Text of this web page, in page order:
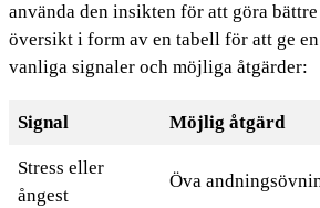
använda den insikten för att göra
översikt i form av en tabell för att ge
vanliga signaler och möjliga åtgärder:
Signal Möjlig åtgärd
Stress eller
ångest
Öva